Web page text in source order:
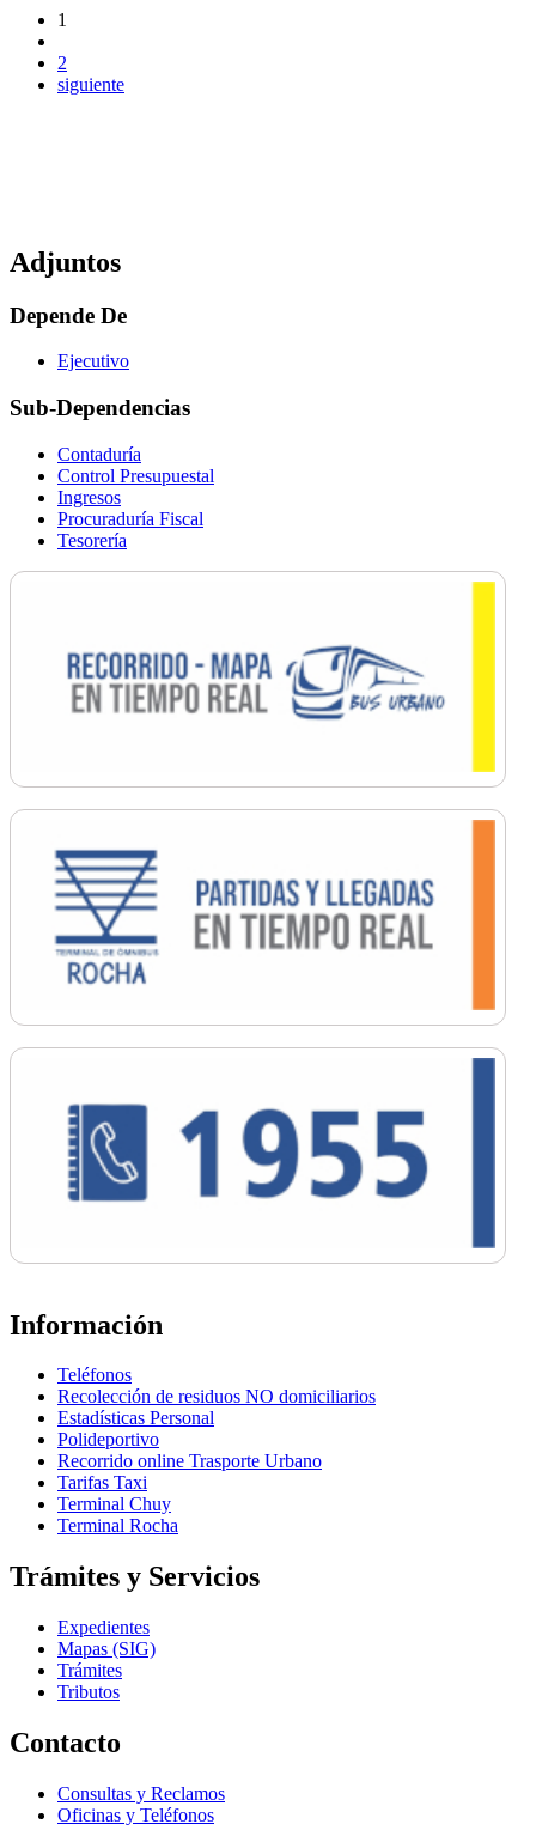
1
2
siguiente
Adjuntos
Depende De
Ejecutivo
Sub-Dependencias
Contaduría
Control Presupuestal
Ingresos
Procuraduría Fiscal
Tesorería
Información
Teléfonos
Recolección de residuos NO domiciliarios
Estadísticas Personal
Polideportivo
Recorrido online Trasporte Urbano
Tarifas Taxi
Terminal Chuy
Terminal Rocha
Trámites y Servicios
Expedientes
Mapas (SIG)
Trámites
Tributos
Contacto
Consultas y Reclamos
Oficinas y Teléfonos